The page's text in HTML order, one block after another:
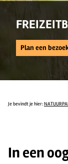
Plan een
Je bevindt je hier:
In een